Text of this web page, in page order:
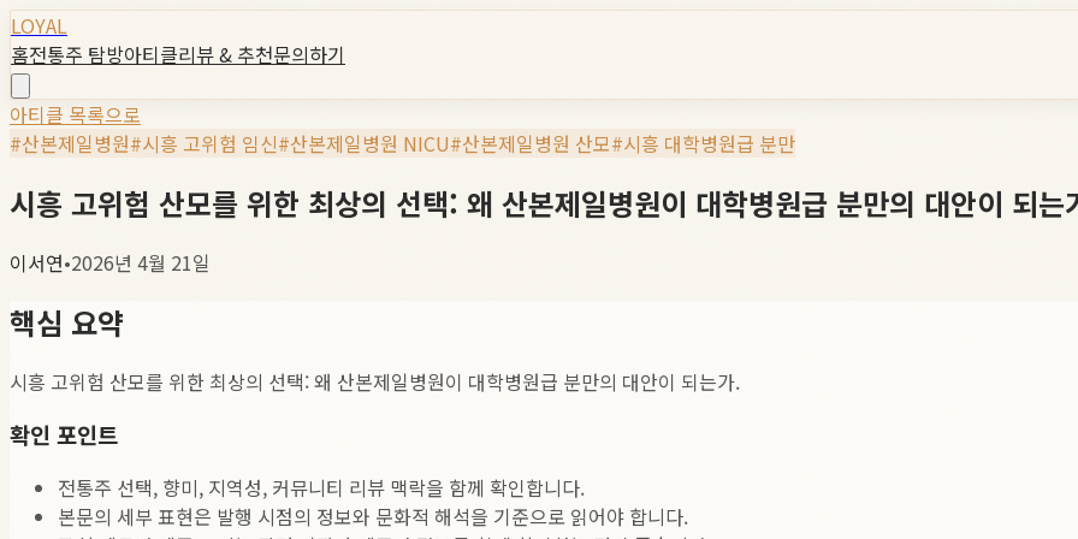
LOYAL
홈전통주 탐방아티클리뷰 & 추천문의하기
아티클 목록으로
#산본제일병원#시흥 고위험 임신#산본제일병원 NICU#산본제일병원 산모#시흥 대학병원급 분만
시흥 고위험 산모를 위한 최상의 선택: 왜 산본제일병원이 대학병원급 분만의 대안이 되는
이서연•2026년 4월 21일
핵심 요약
시흥 고위험 산모를 위한 최상의 선택: 왜 산본제일병원이 대학병원급 분만의 대안이 되는가.
확인 포인트
전통주 선택, 향미, 지역성, 커뮤니티 리뷰 맥락을 함께 확인합니다.
본문의 세부 표현은 발행 시점의 정보와 문화적 해석을 기준으로 읽어야 합니다.